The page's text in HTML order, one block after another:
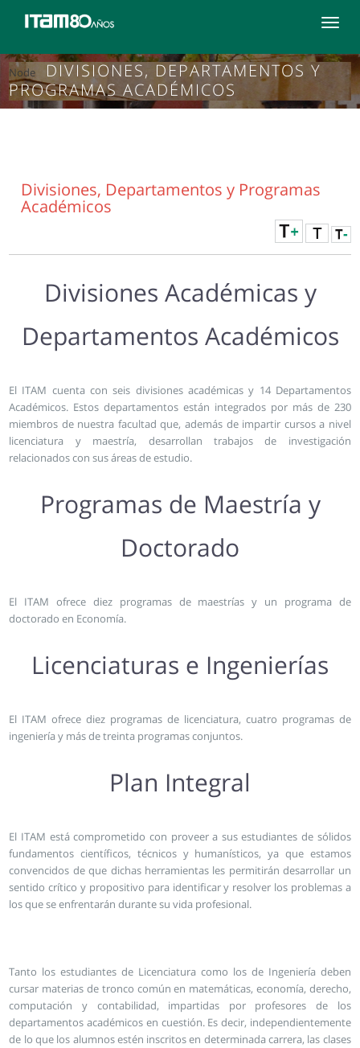
Toggle
Node
DIVISIONES, DEPARTAMENTOS Y
PROGRAMAS ACADÉMICOS
Divisiones, Departamentos y Programas
Académicos
Divisiones Académicas y
Departamentos Académicos
El ITAM cuenta con seis divisiones académicas y 14 Departamentos
Académicos. Estos departamentos están integrados por más de 230
miembros de nuestra facultad que, además de impartir cursos a nivel
licenciatura y maestría, desarrollan trabajos de investigación
relacionados con sus áreas de estudio.
Programas de Maestría y
Doctorado
El ITAM ofrece diez programas de maestrías y un programa de
doctorado en Economía.
Licenciaturas e Ingenierías
El ITAM ofrece diez programas de licenciatura, cuatro programas de
ingeniería y más de treinta programas conjuntos.
Plan Integral
El ITAM está comprometido con proveer a sus estudiantes de sólidos
fundamentos científicos, técnicos y humanísticos, ya que estamos
convencidos de que dichas herramientas les permitirán desarrollar un
sentido crítico y propositivo para identificar y resolver los problemas a
los que se enfrentarán durante su vida profesional.
Tanto los estudiantes de Licenciatura como los de Ingeniería deben
cursar materias de tronco común en matemáticas, economía, derecho,
computación y contabilidad, impartidas por profesores de los
departamentos académicos en cuestión. Es decir, independientemente
de lo que los alumnos estén inscritos en determinada carrera, las clases